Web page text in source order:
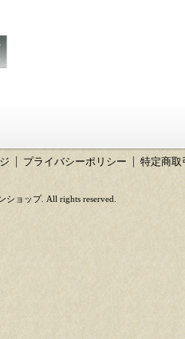
プライバシーポリシー 特定商取
ョップ. All rights reserved.